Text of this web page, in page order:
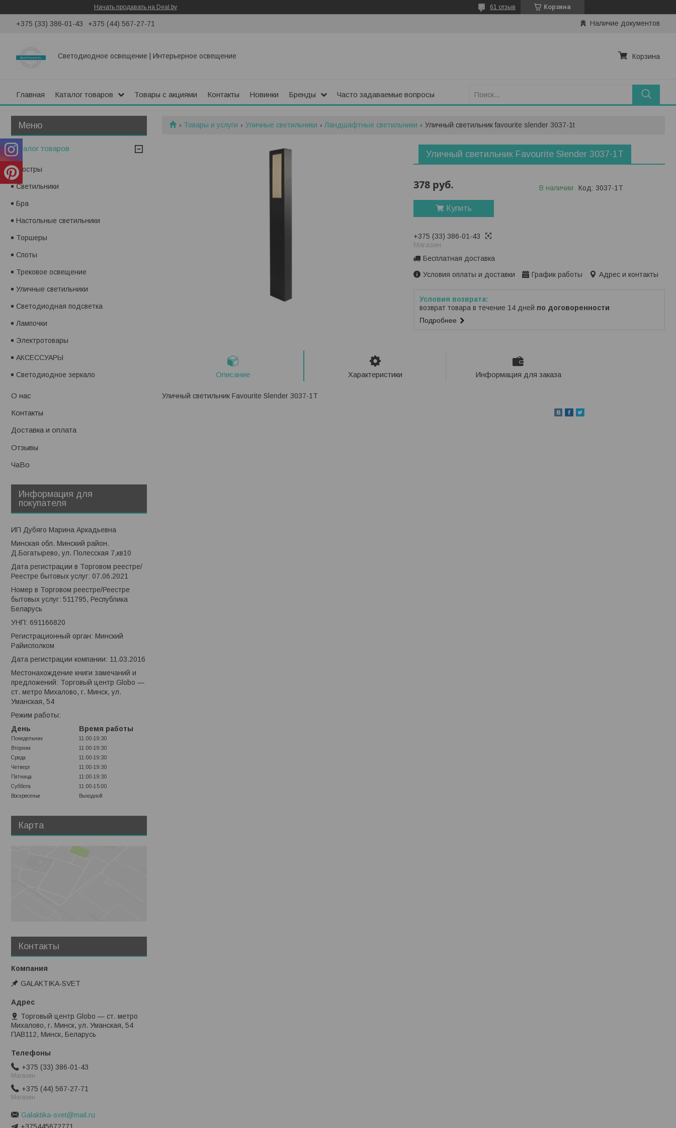
Начать продавать на Deal.by Корзина
61 отзыв
+375 (33) 386-01-43 +375 (44) 567-27-71 Наличие документов
Светодиодное освещение | Интерьерное освещение Корзина
Главная Каталог товаров Товары с акциями Контакты Новинки Бренды Часто задаваемые вопросы
Товары и услуги Уличные светильники Ландшафтные светильники Уличный светильник favourite slender 3037-1t
Уличный светильник Favourite Slender 3037-1T
378 руб. В наличии Код: 3037-1T
Купить
+375 (33) 386-01-43
Магазин
Бесплатная доставка
Условия оплаты и доставки
График работы Адрес и контакты
возврат товара в течение 14 дней по договоренности
Подробнее
Описание Характеристики Информация для заказа
Уличный светильник Favourite Slender 3037-1T
Каталог товаров
Люстры
Светильники
Бра
Настольные светильники
Торшеры
Споты
Трековое освещение
Уличные светильники
Светодиодная подсветка
Лампочки
Электротовары
АКСЕССУАРЫ
Светодиодное зеркало
О нас
Контакты
Доставка и оплата
Отзывы
ЧаВо
Информация для
покупателя
ИП Дубяго Марина Аркадьевна
Минская обл. Минский район.
Д.Богатырево, ул. Полесская 7,кв10
Дата регистрации в Торговом реестре/
Реестре бытовых услуг: 07.06.2021
Номер в Торговом реестре/Реестре
бытовых услуг: 511795, Республика
Беларусь
УНП: 691166820
Регистрационный орган: Минский
Райисполком
Дата регистрации компании: 11.03.2016
Местонахождение книги замечаний и
предложений: Торговый центр Globo —
ст. метро Михалово, г. Минск, ул.
Уманская, 54
Режим работы:
День
Время работы
Понедельник
11:00-19:30
Вторник
11:00-19:30
Среда
11:00-19:30
Четверг
11:00-19:30
Пятница
11:00-19:30
Суббота
11:00-15:00
Воскресенье
Выходной
Карта
Контакты
GALAKTIKA-SVET
Торговый центр Globo — ст. метро
Михалово, г. Минск, ул. Уманская, 54
ПАВ112, Минск, Беларусь
+375 (33) 386-01-43
Магазин
+375 (44) 567-27-71
Магазин
Galaktika-svet@mail.ru